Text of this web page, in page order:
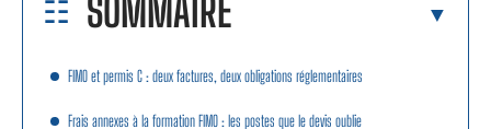
SOMMAIRE
FIMO et permis C : deux factures, deux obligations réglementaires
Frais annexes à la formation FIMO : les postes que le devis oublie